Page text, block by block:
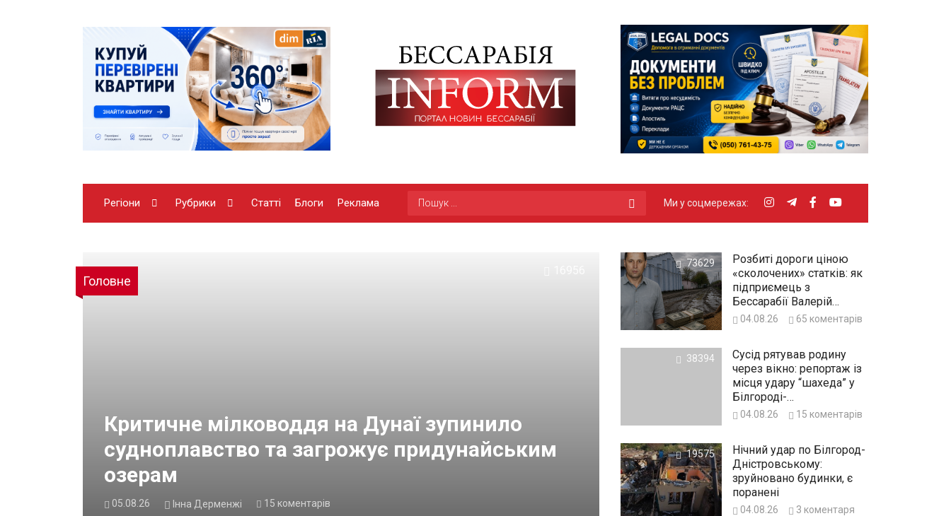
Регіони Рубрики Статті Блоги Реклама Ми у соцмережах:
Головне
Критичне мілководдя на Дунаї зупинило
судноплавство та загрожує придунайським
озерам
05.08.26 Інна Дерменжі 15 коментарів
73629
Розбиті дороги ціною
«сколочених» статків: як
підприємець з
Бессарабії Валерій
Решетнік збагатів під час
04.08.26 65 коментарів
38394
Сусід рятував родину
через вікно: репортаж із
місця удару “шахеда” у
Білгороді-
Дністровському
04.08.26 15 коментарів
19575
Нічний удар по Білгород-
Дністровському:
зруйновано будинки, є
поранені
04.08.26 3 коментаря